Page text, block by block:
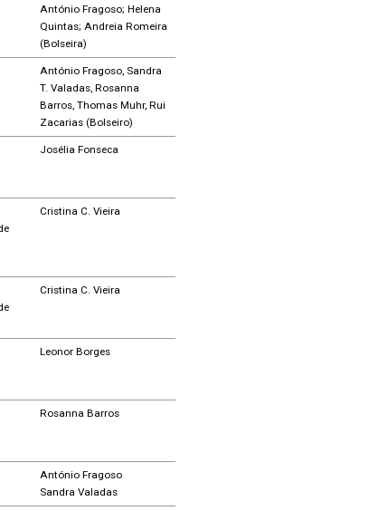
António Fragoso; Helena
Quintas; Andreia Romeira
(Bolseira)
António Fragoso, Sandra
T. Valadas, Rosanna
Barros, Thomas Muhr, Rui
Zacarias (Bolseiro)
Josélia Fonseca
Cristina C. Vieira
Cristina C. Vieira
Leonor Borges
Rosanna Barros
António Fragoso
Sandra Valadas